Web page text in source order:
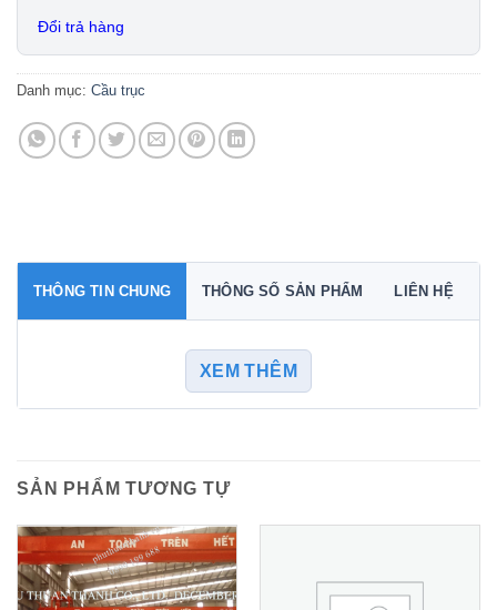
Đổi trả hàng
Danh mục: Cầu trục
THÔNG TIN CHUNG THÔNG SỐ SẢN PHẨM LIÊN HỆ
XEM THÊM
SẢN PHẨM TƯƠNG TỰ